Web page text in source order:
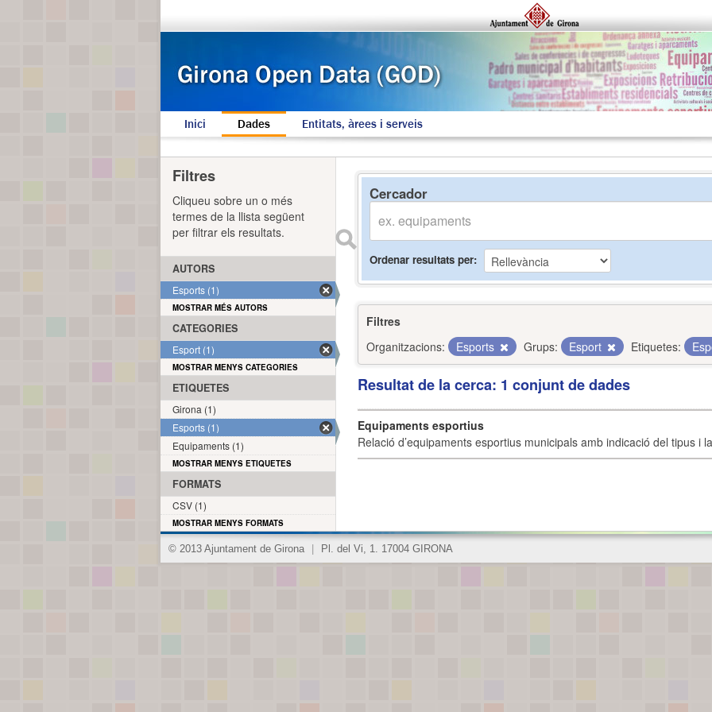
Inici Dades Entitats, àrees i serveis
Cercador
Ordenar resultats per
Filtres
Organitzacions:
Esports Grups: Esport Etiquetes:
Resultat de la cerca: 1 conjunt de dades
Equipaments esportius
Relació d’equipaments esportius municipals amb indicació del tipus i
Filtres
Cliqueu sobre un o més
termes de la llista següent
per filtrar els resultats.
AUTORS
Esports (1)
MOSTRAR MÉS AUTORS
CATEGORIES
Esport (1)
MOSTRAR MENYS CATEGORIES
ETIQUETES
Girona (1)
Esports (1)
Equipaments (1)
MOSTRAR MENYS ETIQUETES
FORMATS
CSV (1)
MOSTRAR MENYS FORMATS
© 2013 Ajuntament de Girona Pl. del Vi, 1. 17004 GIRONA